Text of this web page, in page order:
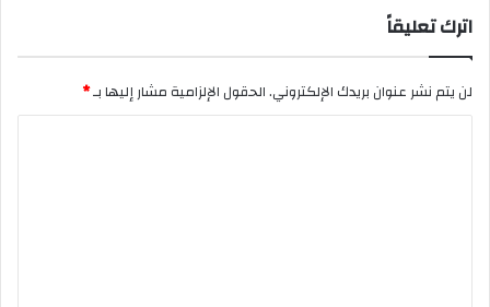
اترك تعليقاً
لن يتم نشر عنوان بريدك الإلكتروني.الحقول الإلزامية مشار إليها بـ*